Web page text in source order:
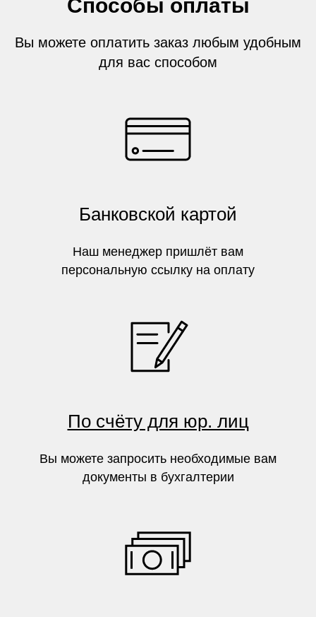
Способы оплаты
Вы можете оплатить заказ любым удобным
для вас способом
Банковской картой
Наш менеджер пришлёт вам
персональную ссылку на оплату
По счёту для юр. лиц
Вы можете запросить необходимые вам
документы в бухгалтерии